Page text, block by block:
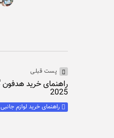
پست قبلی
2025
راهنمای خرید لوازم جانبی